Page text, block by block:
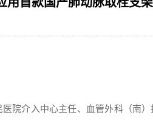
院介入中心主任、血管外科（南